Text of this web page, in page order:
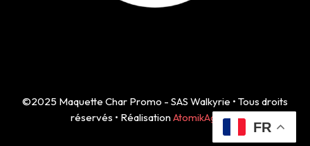
©2025 Maquette Char Promo - SAS Walkyrie • Tous droits
réservés • RéalisationAtomikAgency
FR